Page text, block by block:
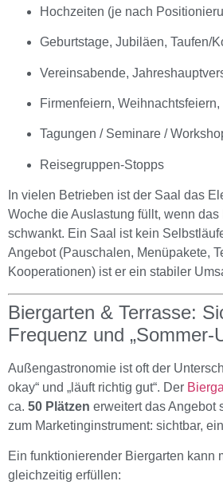
Hochzeiten (je nach
Geburtstage, Jubiläen, Taufen/
Vereinsabende,
Firmenfeiern,
Tagungen / Seminare /
Reisegruppen-Stopps
In vielen Betrieben ist der Saal das
Woche die Auslastung füllt, wenn
schwankt. Ein Saal ist kein
Angebot (Pauschalen, Menüpakete,
Kooperationen) ist er ein stabiler
Biergarten & Terrasse:
Frequenz und „Sommer-
Außengastronomie ist oft der
okay“ und „läuft richtig gut“. Der
ca. 50 Plätzen erweitert das Angebot
zum Marketinginstrument: sichtbar,
Ein funktionierender Biergarten kann
gleichzeitig erfüllen: